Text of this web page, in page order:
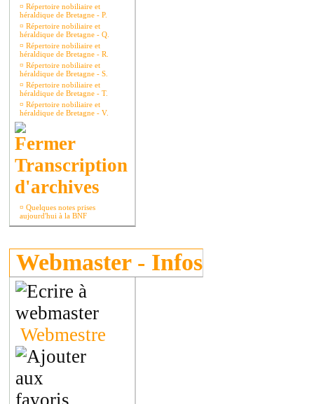
¤ Répertoire nobiliaire et
héraldique de Bretagne - P.
¤ Répertoire nobiliaire et
héraldique de Bretagne - Q.
¤ Répertoire nobiliaire et
héraldique de Bretagne - R.
¤ Répertoire nobiliaire et
héraldique de Bretagne - S.
¤ Répertoire nobiliaire et
héraldique de Bretagne - T.
¤ Répertoire nobiliaire et
héraldique de Bretagne - V.
Transcription
d'archives
¤ Quelques notes prises
aujourd'hui à la BNF
Webmaster - Infos
Webmestre